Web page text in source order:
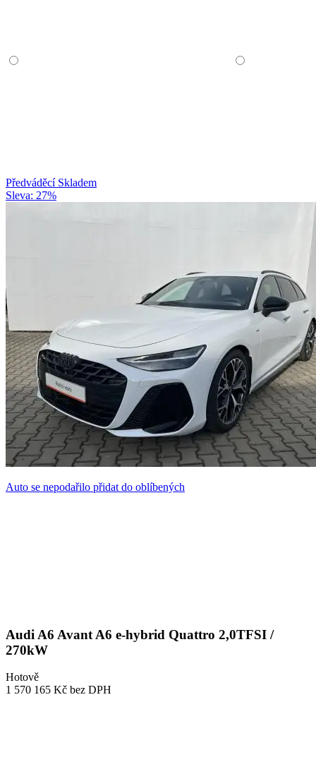
Předváděcí Skladem
Sleva: 27%
Auto se nepodařilo přidat do oblíbených
Audi A6 Avant A6 e-hybrid Quattro 2,0TFSI /
270kW
Hotově
1 570 165 Kč bez DPH